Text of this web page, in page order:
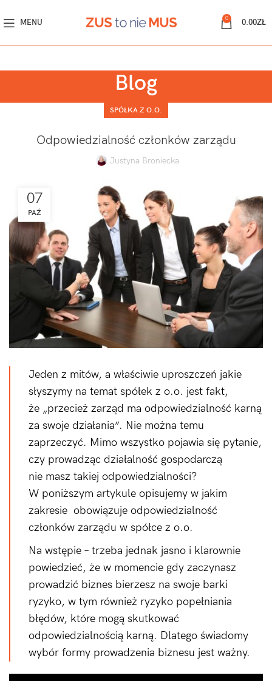
MENU 0 0.00ZŁ
Blog
SPÓŁKA Z O.O.
Odpowiedzialność członków zarządu
Justyna Broniecka
07
PAŹ
Jeden z mitów, a właściwie uproszczeń jakie
słyszymy na temat spółek z o.o. jest fakt,
że „przecież zarząd ma odpowiedzialność karną
za swoje działania”. Nie można temu
zaprzeczyć. Mimo wszystko pojawia się pytanie,
czy prowadząc działalność gospodarczą
nie masz takiej odpowiedzialności?
W poniższym artykule opisujemy w jakim
zakresie obowiązuje odpowiedzialność
członków zarządu w spółce z o.o.
Na wstępie – trzeba jednak jasno i klarownie
powiedzieć, że w momencie gdy zaczynasz
prowadzić biznes bierzesz na swoje barki
ryzyko, w tym również ryzyko popełniania
błędów, które mogą skutkować
odpowiedzialnością karną. Dlatego świadomy
wybór formy prowadzenia biznesu jest ważny.